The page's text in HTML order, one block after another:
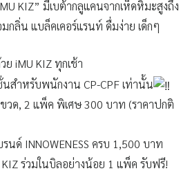
KIZ” มีเบต้ากลูแคนจากเห็ดหิมะสูงถึง
ลิ่น แบล็คเคอร์แรนท์ ดื่มง่าย เด็กๆ
ย iMU KIZ ทุกเช้า
สำหรับพนักงาน CP-CPF เท่านั้น
วด, 2 แพ็ค พิเศษ 300 บาท (ราคาปกติ
ด์ INNOWENESS ครบ 1,500 บาท
ร่วมในบิลอย่างน้อย 1 แพ็ค รับฟรี!